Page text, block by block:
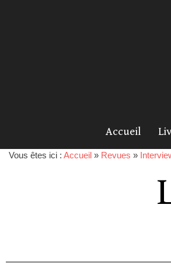
Accueil
Vous êtes ici : Accueil » Revues »